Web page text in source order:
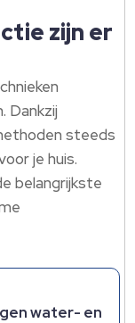
zijn er
Dankzij
steeds
je huis.
belangrijkste
water- en